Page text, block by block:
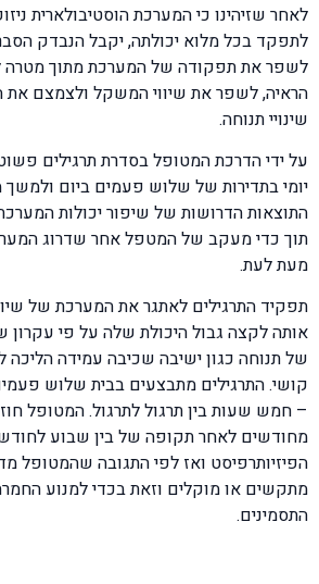
לאחר שזיהינו כי המערכת הוסטיבולארית
לתפקד בכל מלוא יכולתה, יקבל הנבדק
לשפר את תפקודה של המערכת מתוך מטרה
הראיה, לשפר את שיווי המשקל ולצמצם את
שינויי תנוחה.
על ידי הדרכת המטופל בסדרת תרגילים
יומי בתדירות של שלוש פעמים ביום
התוצאות הדרושות של שיפור יכולות
תוך כדי מעקב של המטפל אחר שדרוג
מעת לעת.
תפקיד התרגילים לאתגר את המערכת של
אותה לקצה גבול היכולת שלה על פי עקרון
של תנוחה כגון ישיבה שכיבה עמידה הליכה
קושי. התרגילים מתבצעים בבית שלוש
– חמש שעות בין תרגול לתרגול. המטופל
מחודשים לאחר תקופה של בין שבוע
הפיזיותרפיסט ואז לפי התגובה שהמטופל
מתקשים או מוקלים וזאת בכדי למנוע
התסמינים.